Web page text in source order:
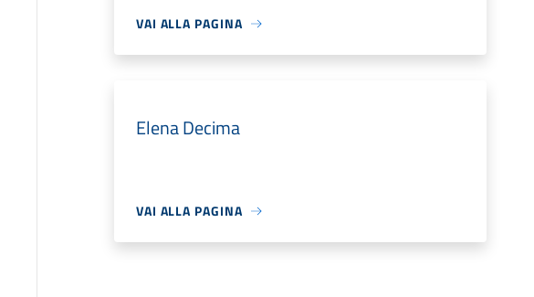
VAI ALLA PAGINA
Elena Decima
VAI ALLA PAGINA